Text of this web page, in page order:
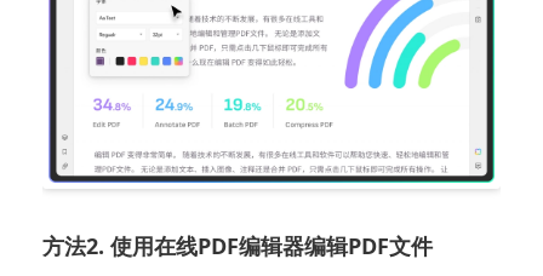
方法2. 使用在线PDF编辑器编辑PDF文件